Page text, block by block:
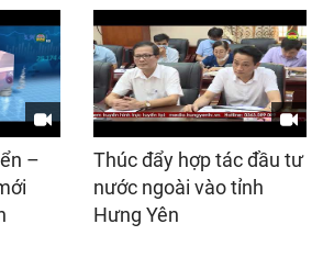
–
Thúc đẩy hợp tác đầu tư
nước ngoài vào tỉnh
Hưng Yên